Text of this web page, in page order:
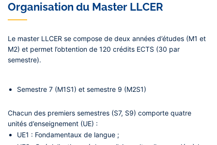
Organisation du Master LLCER
Le master LLCER se compose de deux années d’études (M1 et
M2) et permet l’obtention de 120 crédits ECTS (30 par
semestre).
Semestre 7 (M1S1) et semestre 9 (M2S1)
Chacun des premiers semestres (S7, S9) comporte quatre
unités d’enseignement (UE) :
UE1 : Fondamentaux de langue ;